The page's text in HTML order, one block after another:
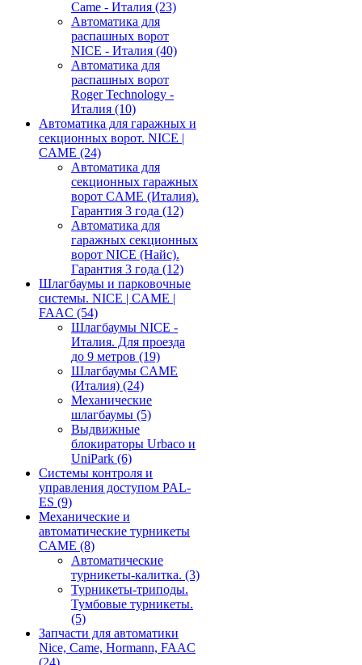
Came - Италия (23)
Автоматика для
распашных ворот
NICE - Италия (40)
Автоматика для
распашных ворот
Roger Technology -
Италия (10)
Автоматика для гаражных и
секционных ворот. NICE |
CAME (24)
Автоматика для
секционных гаражных
ворот CAME (Италия).
Гарантия 3 года (12)
Автоматика для
гаражных секционных
ворот NICE (Найс).
Гарантия 3 года (12)
Шлагбаумы и парковочные
системы. NICE | CAME |
FAAC (54)
Шлагбаумы NICE -
Италия. Для проезда
до 9 метров (19)
Шлагбаумы CAME
(Италия) (24)
Механические
шлагбаумы (5)
Выдвижные
блокираторы Urbaco и
UniPark (6)
Системы контроля и
управления доступом PAL-
ES (9)
Механические и
автоматические турникеты
CAME (8)
Автоматические
турникеты-калитка. (3)
Турникеты-триподы.
Тумбовые турникеты.
(5)
Запчасти для автоматики
Nice, Came, Hormann, FAAC
(24)